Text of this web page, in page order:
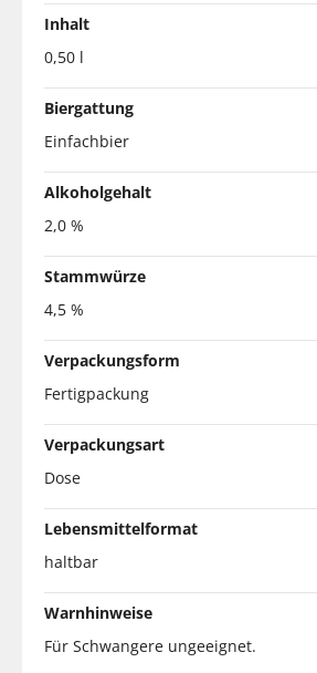
Inhalt
0,50 l
Biergattung
Einfachbier
Alkoholgehalt
2,0 %
Stammwürze
4,5 %
Verpackungsform
Fertigpackung
Verpackungsart
Dose
Lebensmittelformat
haltbar
Warnhinweise
Für Schwangere ungeeignet.